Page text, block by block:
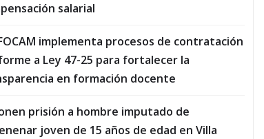
salarial
implementa procesos de contratación
a Ley 47-25 para fortalecer la
en formación docente
prisión a hombre imputado de
joven de 15 años de edad en Villa